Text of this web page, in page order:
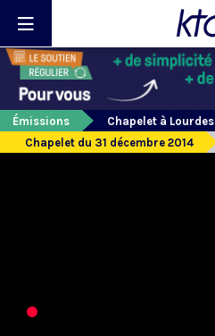
Émissions
Chapelet à Lourdes
Chapelet du 31 décembre 2014